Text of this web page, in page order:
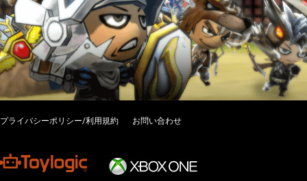
プライバシーポリシー/利用規約 お問い合わせ